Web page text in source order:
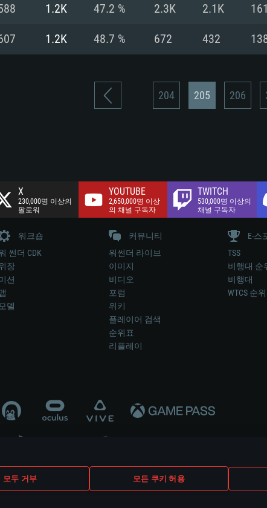
모두 거부 모든 쿠키 허용
1.2K 47.2 % 2.3K 2.1K 161
1.2K 48.7 % 672 432
204 205 206
X
230,000명 이상의
팔로워
YOUTUBE
2,650,000명 이상
의 채널 구독자
TWITCH
530,000명 이상의
채널 구독자
워크숍
썬더 CDK
장
션
모델
커뮤니티
워썬더 라이브
이미지
비디오
포럼
위키
플레이어 검색
순위표
리플레이
E-스
TSS
비행대 순
비행대
WTCS 순
원 또는 홍보에 참여하지 않습니다..